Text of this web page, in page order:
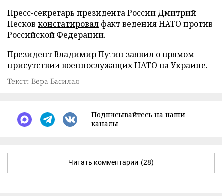
Пресс-секретарь президента России Дмитрий
Песков констатировал факт ведения НАТО против
Российской Федерации.
Президент Владимир Путин заявил о прямом
присутствии военнослужащих НАТО на Украине.
Текст: Вера Басилая
Подписывайтесь на наши
каналы
Читать комментарии (28)